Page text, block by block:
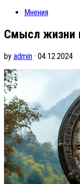
Мнения
Смысл жизни
by admin · 04.12.2024